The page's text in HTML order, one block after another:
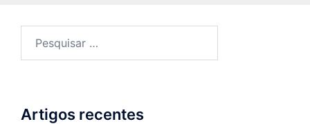
por:
Artigos recentes